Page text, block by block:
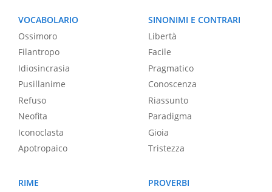
VOCABOLARIO
Ossimoro
Filantropo
Idiosincrasia
Pusillanime
Refuso
Neofita
Iconoclasta
Apotropaico
SINONIMI E CONTRARI
Libertà
Facile
Pragmatico
Conoscenza
Riassunto
Paradigma
Gioia
Tristezza
RIME
PROVERBI